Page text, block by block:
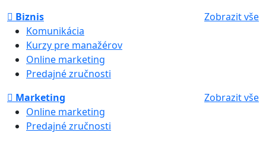
Biznis
Zobrazit vše
Komunikácia
Kurzy pre manažérov
Online marketing
Predajné zručnosti
Marketing
Zobrazit vše
Online marketing
Predajné zručnosti